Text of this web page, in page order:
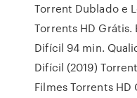
Torrent Dublado e
Torrents HD Grátis.
Difícil 94 min.
Difícil (2019)
Filmes Torrents HD